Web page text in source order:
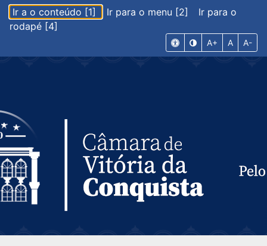
Ir a o conteúdo [1] Ir para o menu [2]
Ir para o
rodapé [4]
A+ A A-